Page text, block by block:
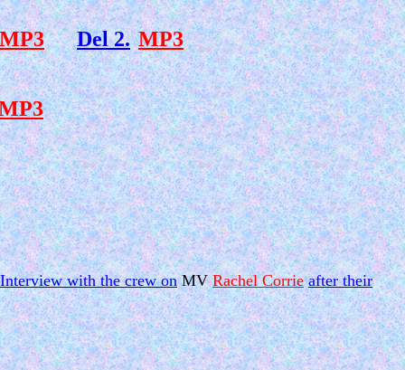
MP3 Del 2. MP3
Interview with the crew onMVRachel Corrie after their